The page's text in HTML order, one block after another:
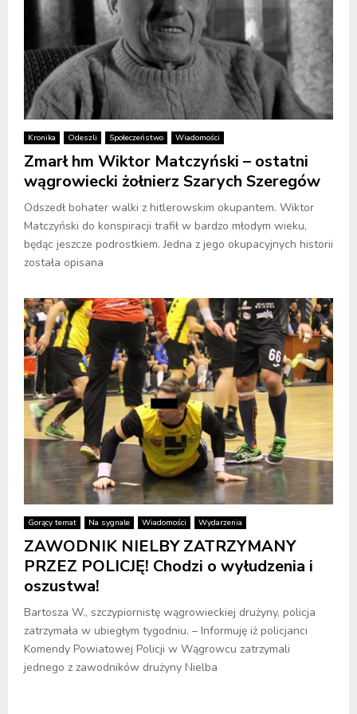
Kronika Odeszli Społeczeństwo Wiadomości
Zmarł hm Wiktor Matczyński – ostatni
wągrowiecki żołnierz Szarych Szeregów
Odszedł bohater walki z hitlerowskim okupantem. Wiktor
Matczyński do konspiracji trafił w bardzo młodym wieku,
będąc jeszcze podrostkiem. Jedna z jego okupacyjnych historii
została opisana
Gorący temat Na sygnale Wiadomości Wydarzenia
ZAWODNIK NIELBY ZATRZYMANY
PRZEZ POLICJĘ! Chodzi o wyłudzenia i
oszustwa!
Bartosza W., szczypiornistę wągrowieckiej drużyny, policja
zatrzymała w ubiegłym tygodniu. – Informuję iż policjanci
Komendy Powiatowej Policji w Wągrowcu zatrzymali
jednego z zawodników drużyny Nielba